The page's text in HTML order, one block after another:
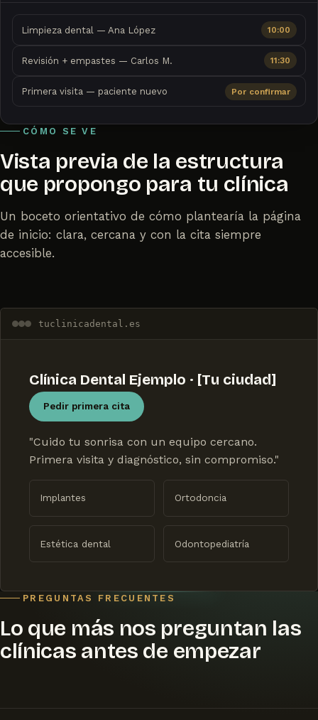
Limpieza dental — Ana López 10:00
Revisión + empastes — Carlos M. 11:30
Primera visita — paciente nuevo Por confirmar
CÓMO SE VE
Vista previa de la estructura
que propongo para tu clínica
Un boceto orientativo de cómo plantearía la página
de inicio: clara, cercana y con la cita siempre
accesible.
tuclinicadental.es
Clínica Dental Ejemplo · [Tu ciudad]
Pedir primera cita
"Cuido tu sonrisa con un equipo cercano.
Primera visita y diagnóstico, sin compromiso."
Implantes Ortodoncia
Estética dental Odontopediatría
PREGUNTAS FRECUENTES
Lo que más nos preguntan las
clínicas antes de empezar